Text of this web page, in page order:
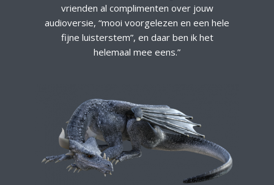
vrienden al complimenten over jouw
audioversie, “mooi voorgelezen en een hele
fijne luisterstem”, en daar ben ik het
helemaal mee eens.”